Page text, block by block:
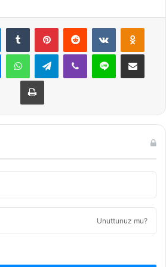
LinkedInTumblr PinterestReddit VKontakte
MessengerWhatsAppTelegramViber Line E-Posta ile
Yazdır
Unuttunuz mu?